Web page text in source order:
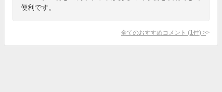
便利です。
全てのおすすめコメント (1 件) >